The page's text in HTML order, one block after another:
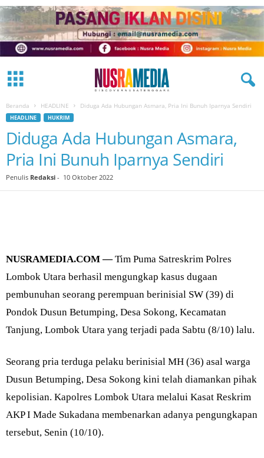
Beranda HEADLINE Diduga Ada Hubungan Asmara, Pria Ini Bunuh Iparnya Sendiri
HEADLINE HUKRIM
Diduga Ada Hubungan Asmara,
Pria Ini Bunuh Iparnya Sendiri
Penulis Redaksi - 10 Oktober 2022
NUSRAMEDIA.COM —Tim Puma Satreskrim Polres
Lombok Utara berhasil mengungkap kasus dugaan
pembunuhan seorang perempuan berinisial SW (39) di
Pondok Dusun Betumping, Desa Sokong, Kecamatan
Tanjung, Lombok Utara yang terjadi pada Sabtu (8/10) lalu.
Seorang pria terduga pelaku berinisial MH (36) asal warga
Dusun Betumping, Desa Sokong kini telah diamankan pihak
kepolisian. Kapolres Lombok Utara melalui Kasat Reskrim
AKP I Made Sukadana membenarkan adanya pengungkapan
tersebut, Senin (10/10).